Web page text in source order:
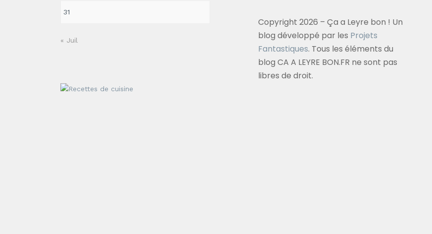
31
« Juil
Copyright 2026 – Ça a Leyre bon ! Un
blog développé par les Projets
Fantastiques. Tous les éléments du
blog CA A LEYRE BON.FR ne sont pas
libres de droit.